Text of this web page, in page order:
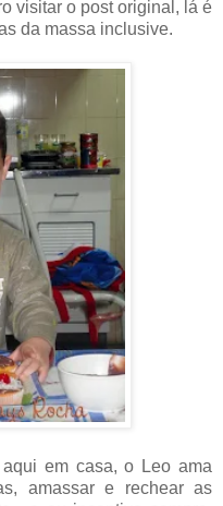
visitar o post original, lá é
da massa inclusive.
em casa, o Leo ama
amassar e rechear as